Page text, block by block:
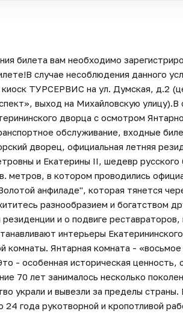
билета вам необходимо
случае несоблюдения данного
киоск ТУРСЕРВИС на ул. Думская, д.2
выход на Михайловскую улицу).В
дворца с осмотром
обслуживание, входные
дворец, официальная летняя
и Екатерины II, шедевр
метров, в котором проводились
анфиладе", которая тянется
разнообразием и богатством
и о подвиге
интерьеры
комнаты. Янтарная комната -
- особенная историческая ценность,
70 лет занималось несколько
украли и вывезли за пределы страны.
24 года рукотворной и кропотливой